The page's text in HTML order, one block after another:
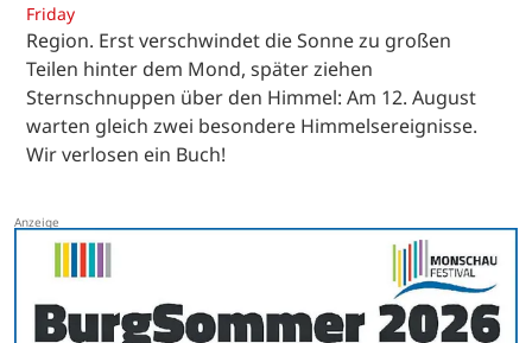
Friday
Region. Erst verschwindet die Sonne zu großen
Teilen hinter dem Mond, später ziehen
Sternschnuppen über den Himmel: Am 12. August
warten gleich zwei besondere Himmelsereignisse.
Wir verlosen ein Buch!